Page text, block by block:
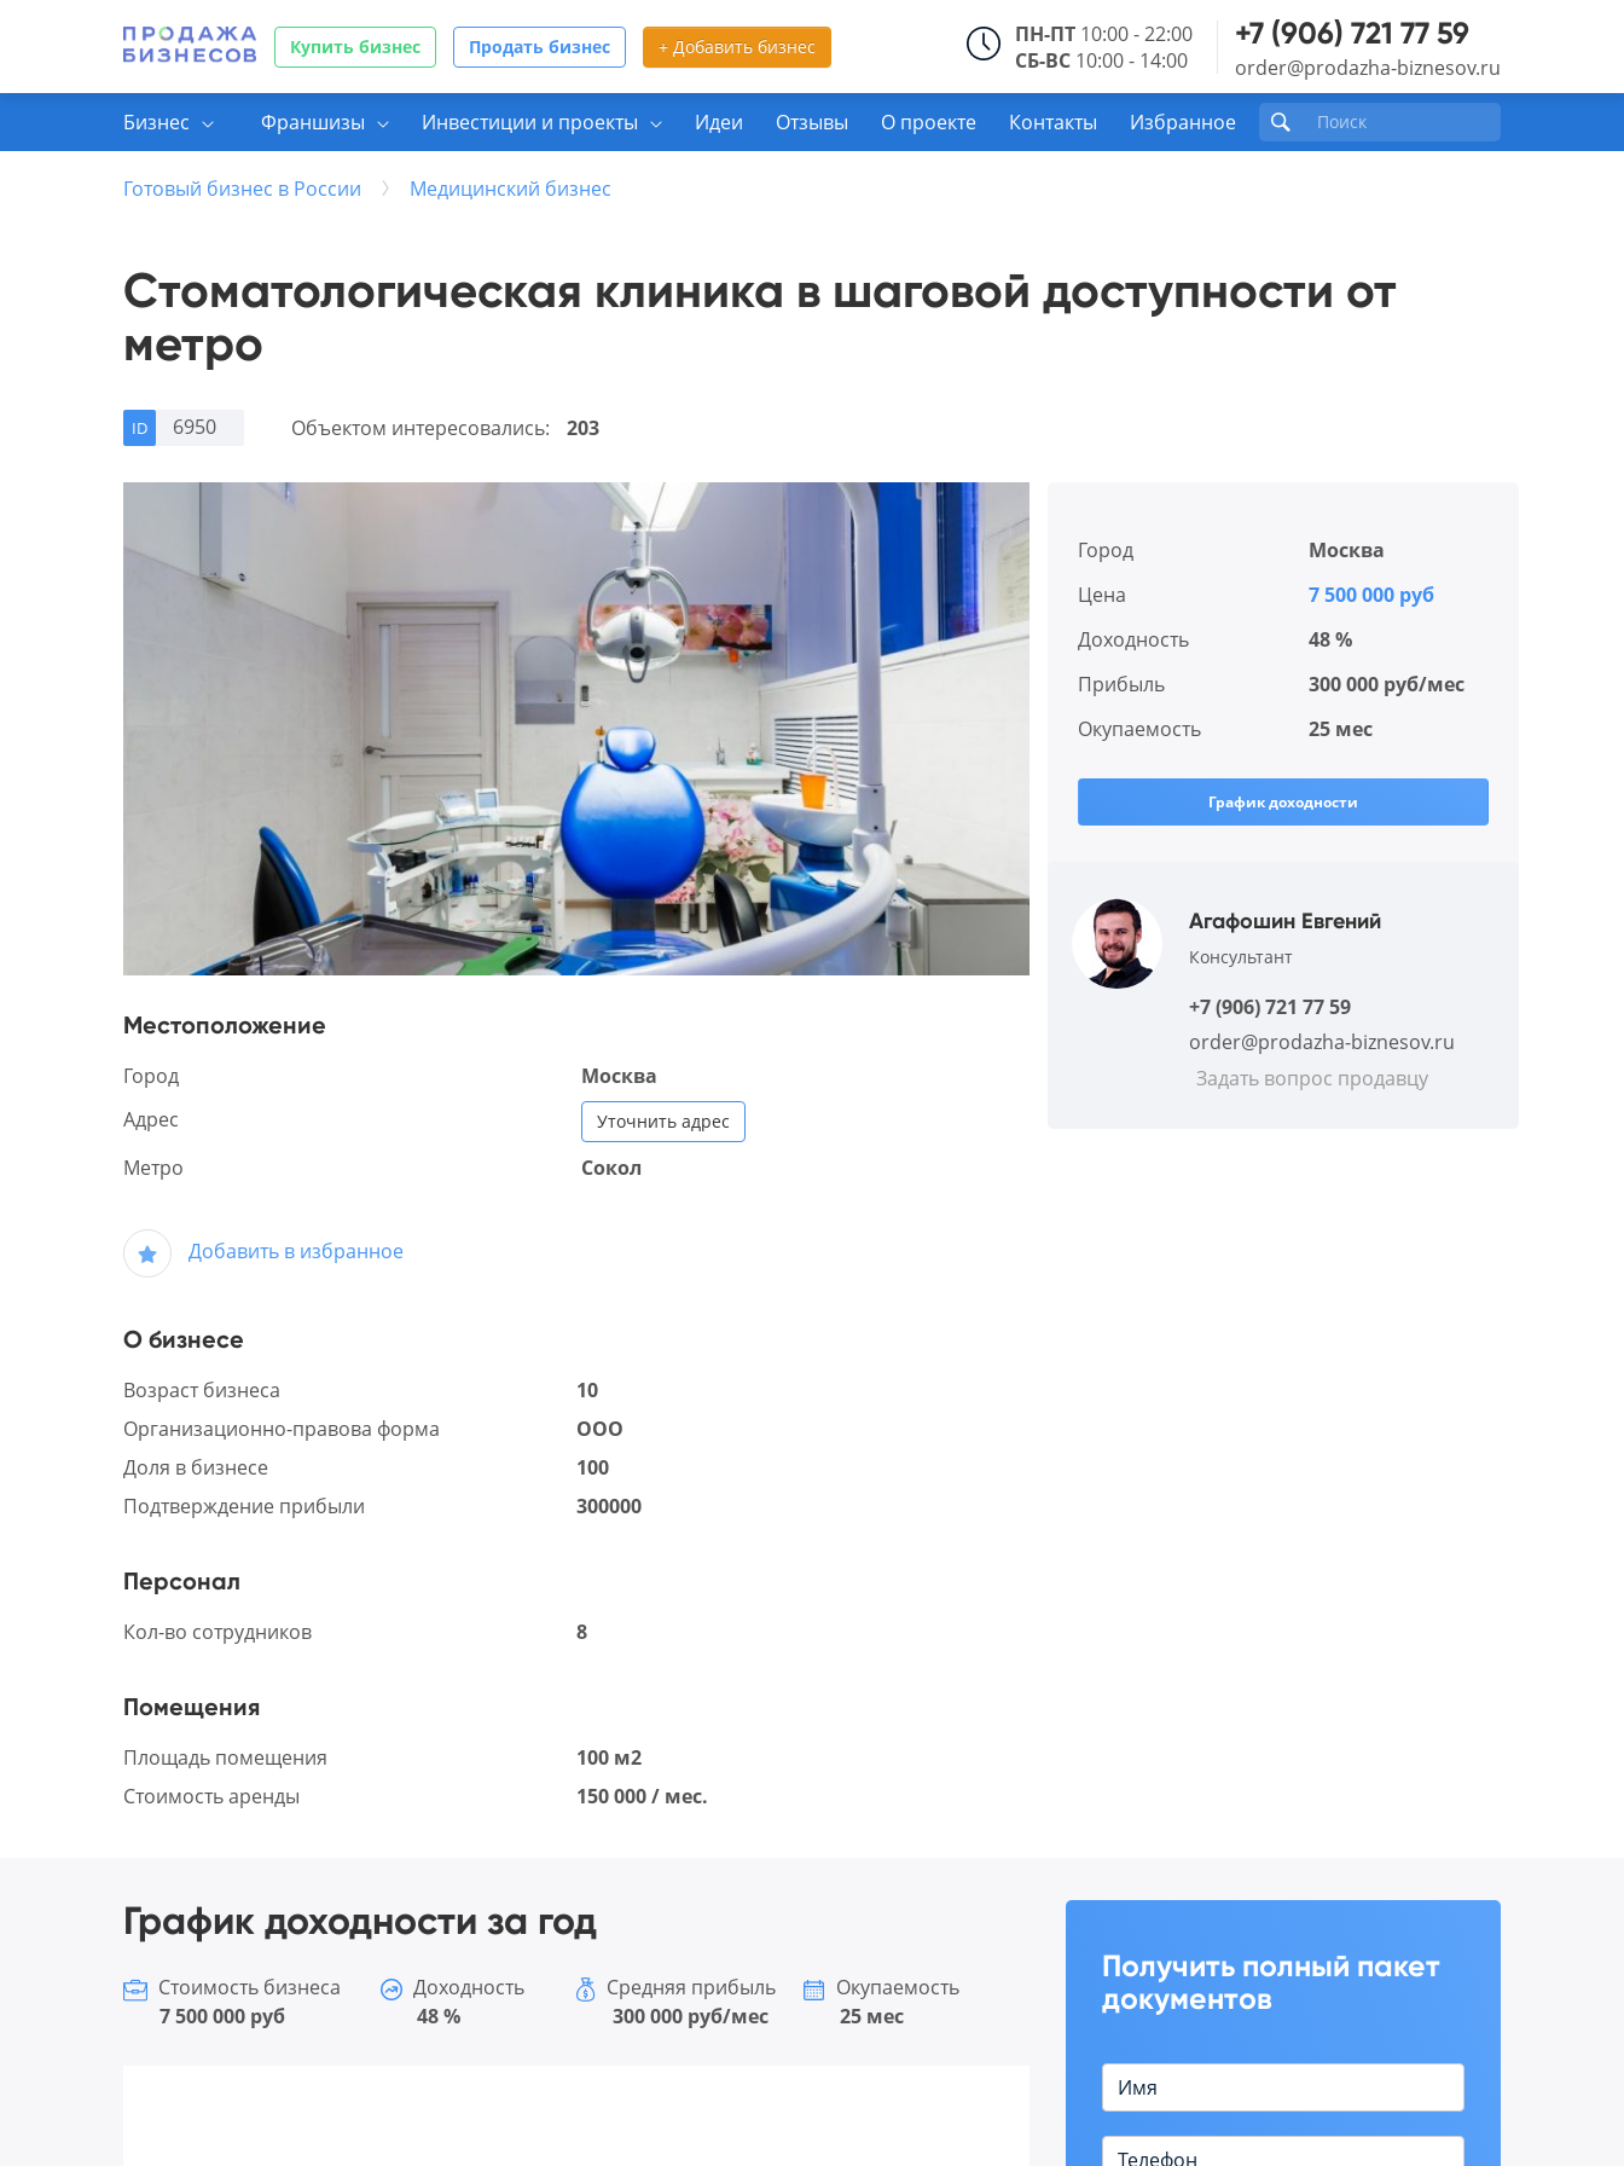
Купить бизнес Продать бизнес + Добавить бизнес ПН-ПТ 10:00 - 22:00
СБ-ВС 10:00 - 14:00
+7 (906) 721 77 59
order@prodazha-biznesov.ru
Бизнес Франшизы Инвестиции и проекты Идеи Отзывы О проекте Контакты Избранное
Готовый бизнес в России Медицинский бизнес
Стоматологическая клиника в шаговой доступности от
метро
ID 6950 Объектом интересовались: 203
Местоположение
Город
Москва
Адрес
Уточнить адрес
Метро Сокол
Добавить в избранное
О бизнесе
Возраст бизнеса
10
Организационно-правова форма
ООО
Доля в бизнесе
100
Подтверждение прибыли
300000
Персонал
Кол-во сотрудников 8
Помещения
Площадь помещения
100 м2
Стоимость аренды
150 000 / мес.
Город
Москва
Цена
7 500 000 руб
Доходность
48 %
Прибыль
300 000 руб/мес
Окупаемость
25 мес
График доходности
Агафошин Евгений
Консультант
+7 (906) 721 77 59
order@prodazha-biznesov.ru
Задать вопрос продавцу
График доходности за год
Стоимость бизнеса
7 500 000 руб
Доходность
48 %
Средняя прибыль
300 000 руб/мес
Окупаемость
25 мес
Получить полный пакет
документов